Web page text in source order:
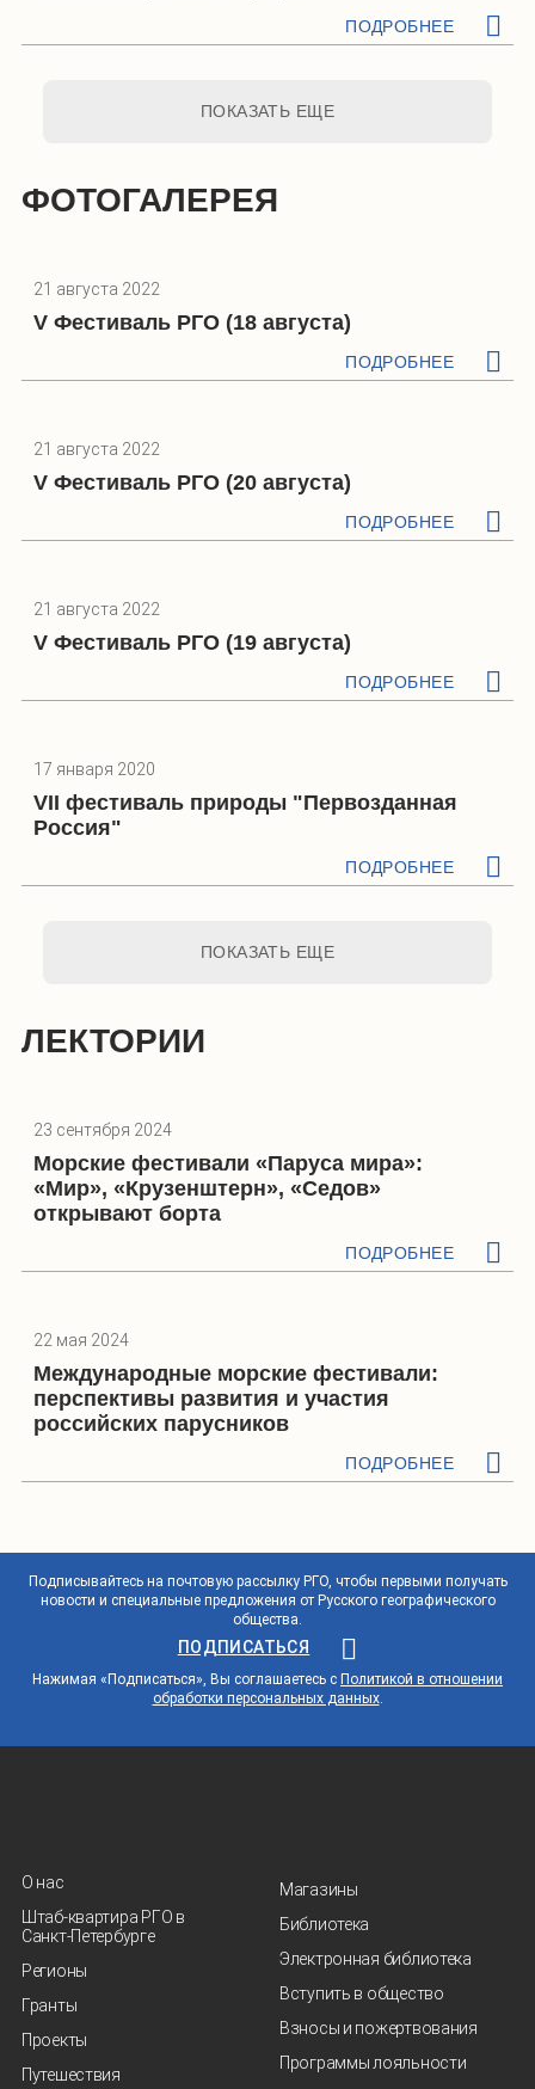
ПОДРОБНЕЕ
ПОКАЗАТЬ ЕЩЕ
ФОТОГАЛЕРЕЯ
21 августа 2022
V Фестиваль РГО (18 августа)
ПОДРОБНЕЕ
21 августа 2022
V Фестиваль РГО (20 августа)
ПОДРОБНЕЕ
21 августа 2022
V Фестиваль РГО (19 августа)
ПОДРОБНЕЕ
17 января 2020
VII фестиваль природы "Первозданная
Россия"
ПОДРОБНЕЕ
ПОКАЗАТЬ ЕЩЕ
ЛЕКТОРИИ
23 сентября 2024
Морские фестивали «Паруса мира»:
«Мир», «Крузенштерн», «Седов»
открывают борта
ПОДРОБНЕЕ
22 мая 2024
Международные морские фестивали:
перспективы развития и участия
российских парусников
ПОДРОБНЕЕ
Подписывайтесь на почтовую рассылку РГО, чтобы первыми получать
новости и специальные предложения от Русского географического
общества.
ПОДПИСАТЬСЯ
Нажимая «Подписаться», Вы соглашаетесь с Политикой в отношении
обработки персональных данных.
О нас
Штаб-квартира РГО в
Санкт‑Петербурге
Регионы
Гранты
Проекты
Путешествия
Магазины
Библиотека
Электронная библиотека
Вступить в общество
Взносы и пожертвования
Программы лояльности